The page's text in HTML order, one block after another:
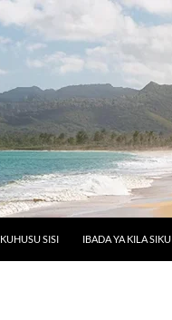
KUHUSU SISI
IBADA YA KILA SIKU